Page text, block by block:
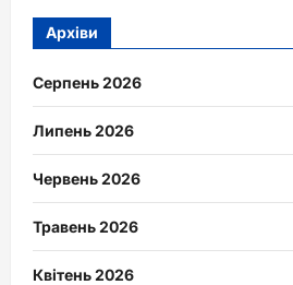
Архіви
Серпень 2026
Липень 2026
Червень 2026
Травень 2026
Квітень 2026